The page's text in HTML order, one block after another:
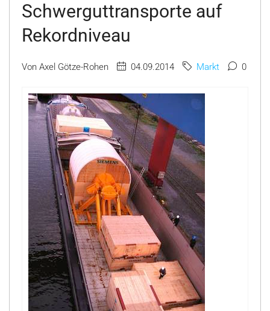
Schwerguttransporte auf
Rekordniveau
Von Axel Götze-Rohen 04.09.2014 Markt 0